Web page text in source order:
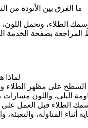
ما الفرق بين الأنودة من
بصفحة الخدمة
لماذا
على مظهر الطلاء
البلى، واللون مسارات
الطلاء قبل العمل على
أثناء المناولة،